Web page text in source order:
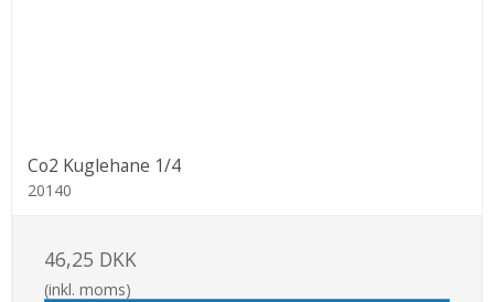
Co2 Kuglehane 1/4
20140
46,25 DKK
(inkl. moms)